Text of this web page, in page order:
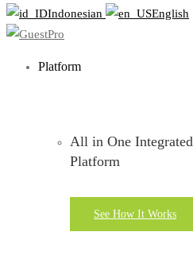
Indonesian
English
Platform
All in One
Platform
See How It Works